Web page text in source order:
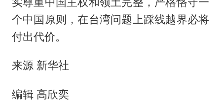
个中国原则，在台湾问题上踩线越界必将
付出代价。
来源 新华社
编辑 高欣奕